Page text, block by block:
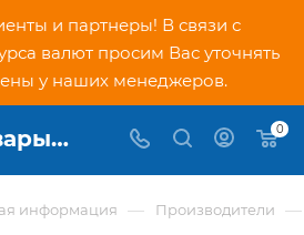
и партнеры! В связи с
валют просим Вас уточнять
у наших менеджеров.
Купить товары бренда Mitsubishi Electric в Москве в интернет-магазине PNDtech.ru 0
информация — Производители —